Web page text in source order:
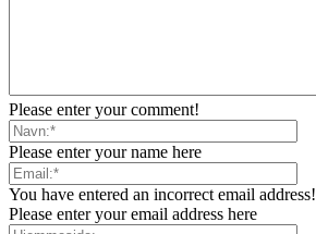
Please enter your comment!
Please enter your name here
You have entered an incorrect email address!
Please enter your email address here